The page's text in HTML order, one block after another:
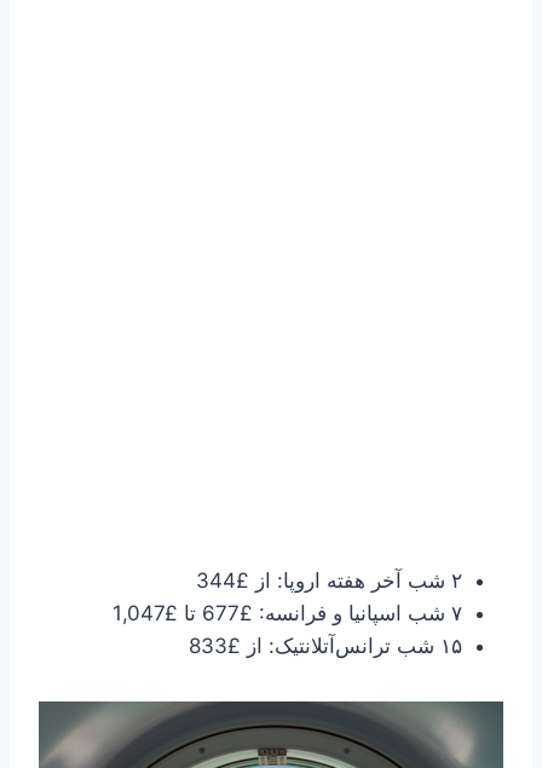
۲ شب آخر هفته اروپا: از £344
۷ شب اسپانیا و فرانسه: £677 تا £1,047
۱۵ شب ترانس‌آتلانتیک: از £833